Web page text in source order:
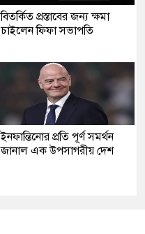
বিতর্কিত প্রস্তাবের জন্য ক্ষমা
চাইলেন ফিফা সভাপতি
ইনফান্তিনোর প্রতি পূর্ণ সমর্থন
জানাল এক উপসাগরীয় দেশ